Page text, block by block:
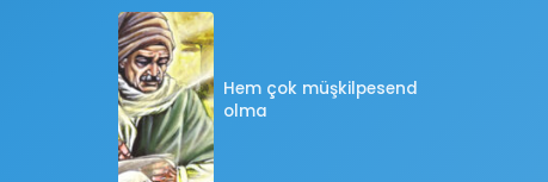
Hem çok müşkilpesend
olma